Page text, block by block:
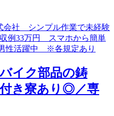
イク部品の鋳
き寮あり◎／専